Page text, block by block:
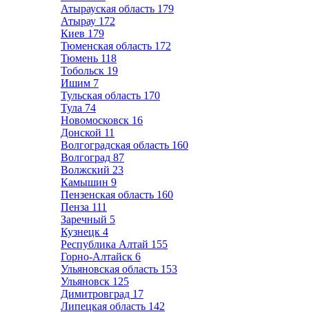
Атырауская область 179
Атырау 172
Киев 179
Тюменская область 172
Тюмень 118
Тобольск 19
Ишим 7
Тульская область 170
Тула 74
Новомосковск 16
Донской 11
Волгоградская область 160
Волгоград 87
Волжский 23
Камышин 9
Пензенская область 160
Пенза 111
Заречный 5
Кузнецк 4
Республика Алтай 155
Горно-Алтайск 6
Ульяновская область 153
Ульяновск 125
Димитровград 17
Липецкая область 142